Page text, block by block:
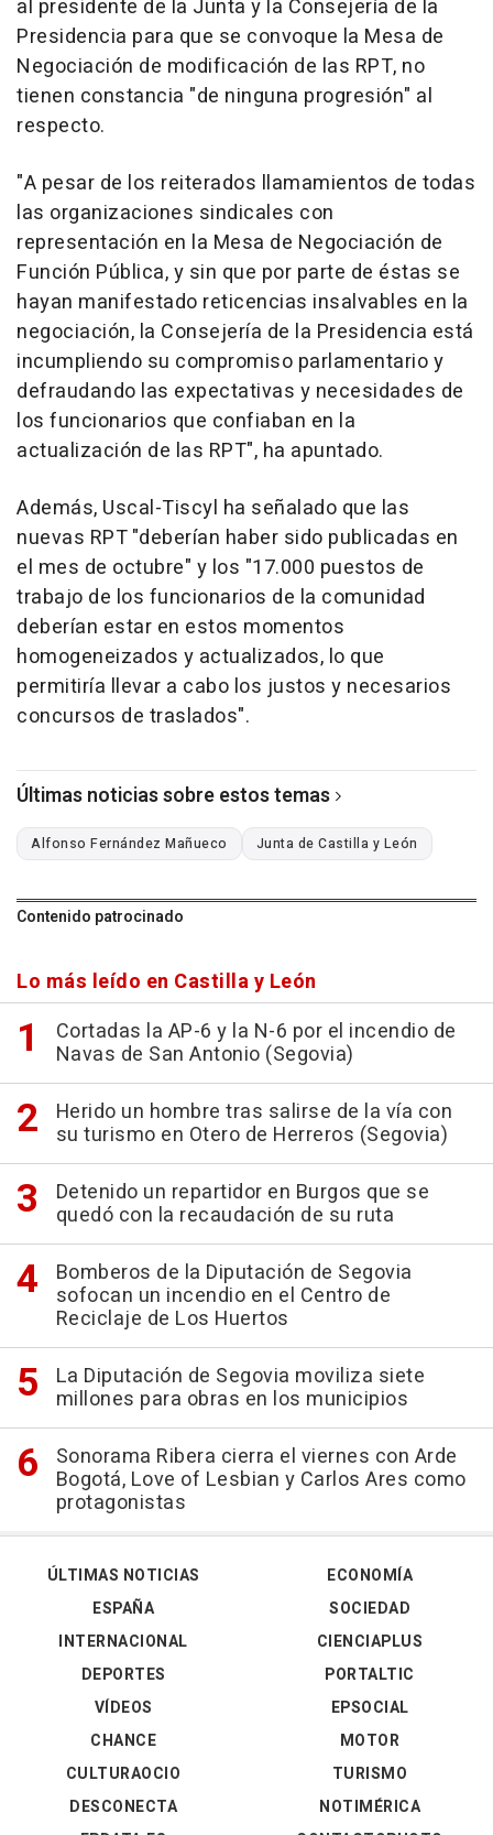
al presidente de la Junta y la Consejería de la
Presidencia para que se convoque la Mesa de
Negociación de modificación de las RPT, no
tienen constancia "de ninguna progresión" al
respecto.
"A pesar de los reiterados llamamientos de todas
las organizaciones sindicales con
representación en la Mesa de Negociación de
Función Pública, y sin que por parte de éstas se
hayan manifestado reticencias insalvables en la
negociación, la Consejería de la Presidencia está
incumpliendo su compromiso parlamentario y
defraudando las expectativas y necesidades de
los funcionarios que confiaban en la
actualización de las RPT", ha apuntado.
Además, Uscal-Tiscyl ha señalado que las
nuevas RPT "deberían haber sido publicadas en
el mes de octubre" y los "17.000 puestos de
trabajo de los funcionarios de la comunidad
deberían estar en estos momentos
homogeneizados y actualizados, lo que
permitiría llevar a cabo los justos y necesarios
concursos de traslados".
Últimas noticias sobre estos temas
Alfonso Fernández Mañueco Junta de Castilla y León
Contenido patrocinado
Lo más leído en Castilla y León
Cortadas la AP-6 y la N-6 por el incendio de
Navas de San Antonio (Segovia)
Herido un hombre tras salirse de la vía con
su turismo en Otero de Herreros (Segovia)
Detenido un repartidor en Burgos que se
quedó con la recaudación de su ruta
Bomberos de la Diputación de Segovia
sofocan un incendio en el Centro de
Reciclaje de Los Huertos
La Diputación de Segovia moviliza siete
millones para obras en los municipios
Sonorama Ribera cierra el viernes con Arde
Bogotá, Love of Lesbian y Carlos Ares como
protagonistas
ÚLTIMAS NOTICIAS
ESPAÑA
INTERNACIONAL
DEPORTES
VÍDEOS
ECONOMÍA
SOCIEDAD
CIENCIAPLUS
PORTALTIC
EPSOCIAL
CHANCE
CULTURAOCIO
DESCONECTA
MOTOR
TURISMO
NOTIMÉRICA